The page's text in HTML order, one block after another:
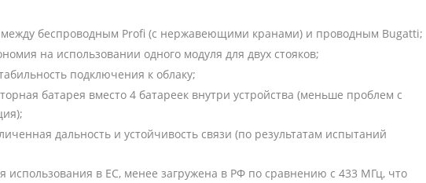
между беспроводным Profi (с нержавеющими кранами) и проводным Bugatti;
на использовании одного модуля для двух стояков;
подключения к облаку;
батарея вместо 4 батареек внутри устройства (меньше проблем с
дальность и устойчивость связи (по результатам испытаний
в ЕС, менее загружена в РФ по сравнению с 433 МГц, что